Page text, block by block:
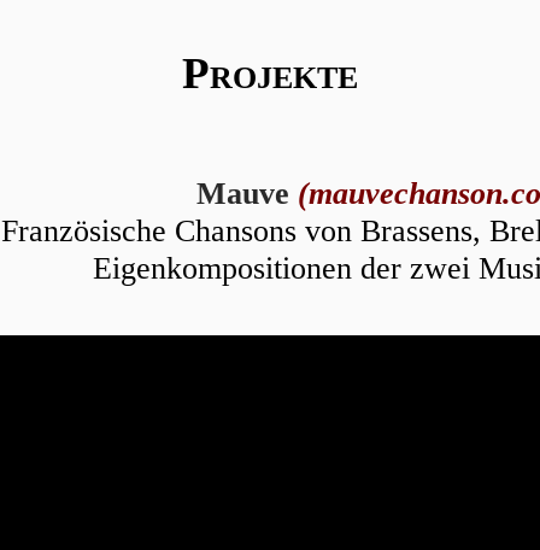
Projekte
Mauve
Französische Chansons von Brassens,
Eigenkompositionen der zwei